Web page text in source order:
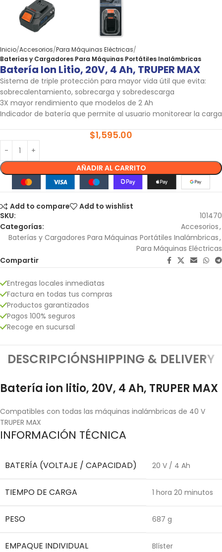
Inicio Accesorios Para Máquinas Eléctricas
Baterías y Cargadores Para Máquinas Portátiles Inalámbricas
Batería Ion Litio, 20V, 4 Ah, TRUPER MAX
Sistema de triple protección para mayor vida útil que evita:
sobrecalentamiento, sobrecarga y sobredescarga
3X mayor rendimiento que modelos de 2 Ah
Indicador de batería que permite al usuario monitorear la carga
$1,595.00
AÑADIR AL CARRITO
Add to compare
Add to wishlist
SKU:
101470
Categorías:
Accesorios,
Baterías y Cargadores Para Máquinas Portátiles Inalámbricas,
Para Máquinas Eléctricas
Compartir
Entregas locales inmediatas
Factura en todas tus compras
Productos garantizados
Pagos 100% seguros
Recoge en sucursal
DESCRIPCIÓNSHIPPING & DELIVERY
Batería ion litio, 20V, 4 Ah, TRUPER MAX
Compatibles con todas las máquinas inalámbricas de 40 V
TRUPER MAX
INFORMACIÓN TÉCNICA
BATERÍA (VOLTAJE / CAPACIDAD) 20 V / 4 Ah
TIEMPO DE CARGA 1 hora 20 minutos
PESO 687 g
EMPAQUE INDIVIDUAL Blíster